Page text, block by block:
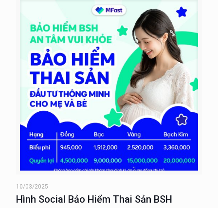
10/03/2025
Hình Social Bảo Hiểm Thai Sản BSH